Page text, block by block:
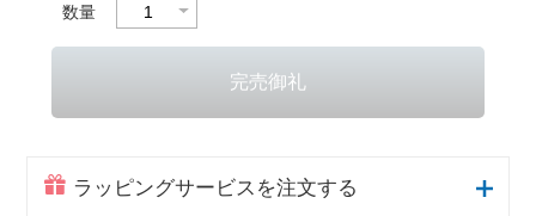
数量
ラッピングサービスを注文する